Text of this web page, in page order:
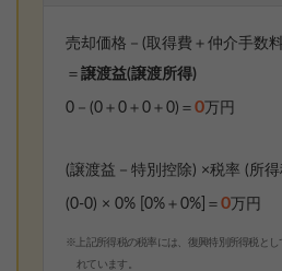
売却価格－(取得費＋仲介手数
＝ 譲渡益(譲渡所得)
0 －(0 ＋ 0 ＋ 0 ＋ 0)＝ 0万円
(譲渡益－特別控除) ×税率 (所得
(0-0) × 0% [0%＋0%] ＝ 0万円
※上記所得税の税率には、復興特別所得税とし
れています。